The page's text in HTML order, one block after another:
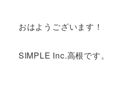
おはようございます！
SIMPLE Inc.高根です。